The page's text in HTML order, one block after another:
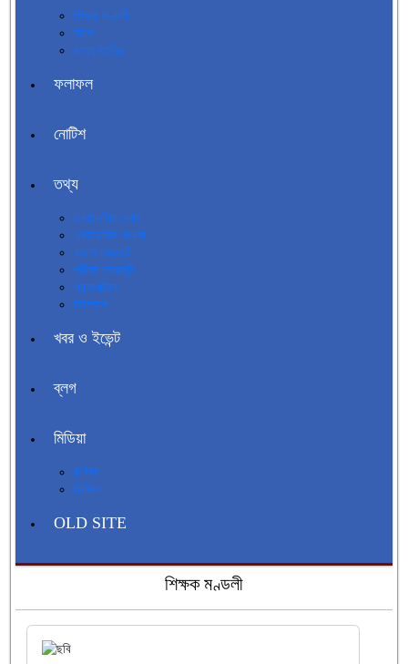
শিক্ষক মণ্ডলী
স্টাফ
ছাত্র/ছাত্রি
ফলাফল
নোটিশ
তথ্য
একাডেমিক তথ্য
একাডেমিক সংখ্যা
ক্লাস সময়সূচী
পরীক্ষা সময়সূচী
প্রসপেক্টাস
সিলেবাস
খবর ও ইভেন্ট
ব্লগ
মিডিয়া
ছবিঘর
ভিডিও
OLD SITE
শিক্ষক মণ্ডলী